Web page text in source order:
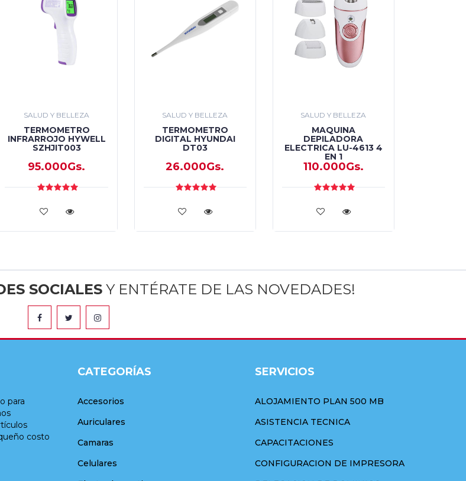
SALUD Y BELLEZA
TERMOMETRO
INFRARROJO HYWELL
SZHJIT003
95.000Gs.
SALUD Y BELLEZA
TERMOMETRO
DIGITAL HYUNDAI
DT03
26.000Gs.
SALUD Y BELLEZA
MAQUINA
DEPILADORA
ELECTRICA LU-4613 4
EN 1
110.000Gs.
SOCIALES Y ENTÉRATE DE LAS NOVEDADES!
para
costo
CATEGORÍAS
Accesorios
Auriculares
Camaras
Celulares
SERVICIOS
ALOJAMIENTO PLAN 500 MB
ASISTENCIA TECNICA
CAPACITACIONES
CONFIGURACION DE IMPRESORA